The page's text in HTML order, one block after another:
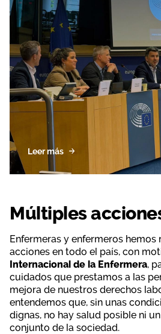
Leer más
Múltiples
Enfermeras y enfermeros
acciones en todo el país, con
Internacional de la Enfermera,
cuidados que prestamos a las
mejora de nuestros derechos
entendemos que, sin unas
dignas, no hay salud posible ni
conjunto de la sociedad.